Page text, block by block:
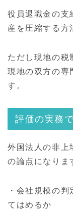
役員退職金の支
産を圧縮する方
ただし現地の税
現地の双方の専
す。
評価の実務
外国法人の非上
の論点になりま
・会社規模の判
てはめるか